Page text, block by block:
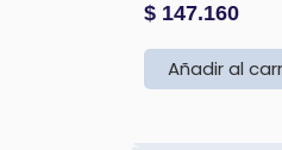
$ 147.160
Añadir al